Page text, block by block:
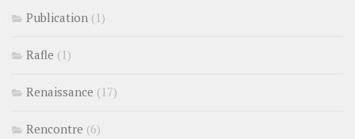
Publication (1)
Rafle (1)
Renaissance (17)
Rencontre (6)